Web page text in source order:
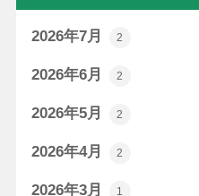
2026年7月 2
2026年6月 2
2026年5月 2
2026年4月 2
2026年3月 1